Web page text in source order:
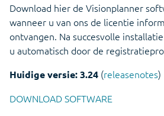
Download hier de Visionplanner
wanneer u van ons de licentie
ontvangen. Na succesvolle
u automatisch door de
Huidige versie: 3.24 (releasenotes)
DOWNLOAD SOFTWARE